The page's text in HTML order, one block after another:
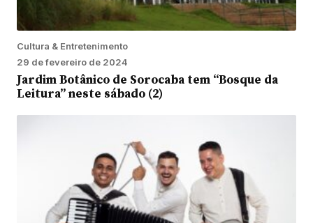
Cultura & Entretenimento
29 de fevereiro de 2024
Jardim Botânico de Sorocaba tem “Bosque da
Leitura” neste sábado (2)